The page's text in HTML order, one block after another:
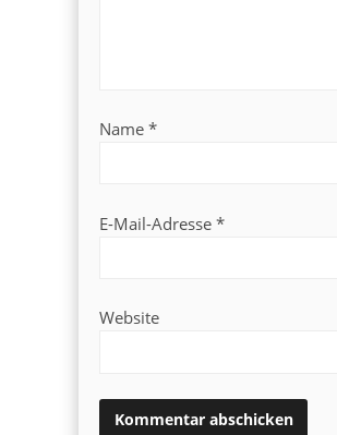
Name*
E-Mail-Adresse*
Website